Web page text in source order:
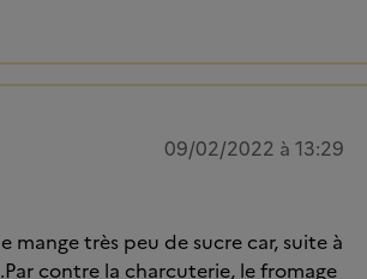
09/02/2022 à 13:29
mange très peu de sucre car, suite à
contre la charcuterie, le fromage